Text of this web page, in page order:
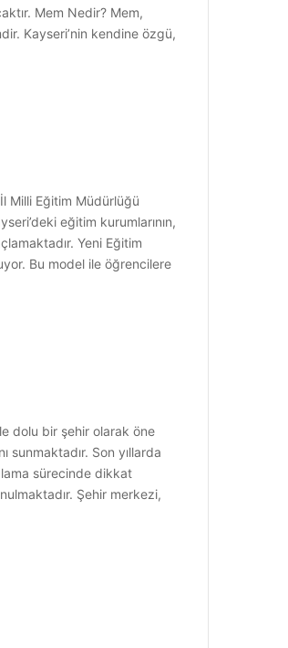
Mem Nedir? Mem,
Kayseri’nin kendine özgü,
Milli Eğitim Müdürlüğü
eğitim kurumlarının,
Yeni Eğitim
Bu model ile öğrencilere
dolu bir şehir olarak öne
sunmaktadır. Son yıllarda
sürecinde dikkat
Şehir merkezi,